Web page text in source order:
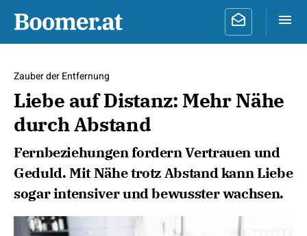
Zauber der Entfernung
Liebe auf Distanz: Mehr Nähe
durch Abstand
Fernbeziehungen fordern Vertrauen und
Geduld. Mit Nähe trotz Abstand kann Liebe
sogar intensiver und bewusster wachsen.